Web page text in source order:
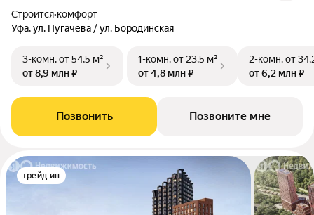
Строится•комфорт
Уфа, ул. Пугачева / ул. Бородинская
3-комн.от 54,5 м²
от 8,9 млн ₽
1-комн.от 23,5 м²
от 4,8 млн ₽
2-комн.от
от 6,2 млн ₽
Позвонить Позвоните мне
трейд-ин